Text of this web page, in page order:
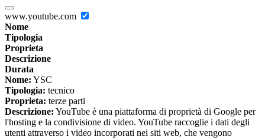
www.youtube.com
Nome
Tipologia
Proprieta
Descrizione
Durata
Nome: YSC
Tipologia: tecnico
Proprieta: terze parti
Descrizione: YouTube è una piattaforma di proprietà di Google per
l'hosting e la condivisione di video. YouTube raccoglie i dati degli
utenti attraverso i video incorporati nei siti web, che vengono